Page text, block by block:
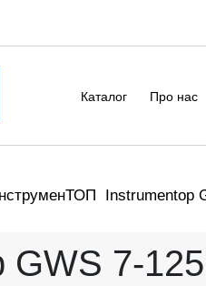
Каталог Про нас
Instrumentop
GWS 7-